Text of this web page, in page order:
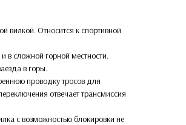
вилкой. Относится к спортивной
в сложной горной местности.
в горы.
проводку тросов для
отвечает трансмиссия
с возможностью блокировки не